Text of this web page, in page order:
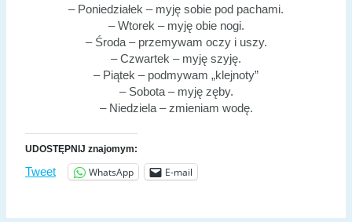
– Poniedziałek – myję sobie pod pachami.
– Wtorek – myję obie nogi.
– Środa – przemywam oczy i uszy.
– Czwartek – myję szyję.
– Piątek – podmywam „klejnoty”
– Sobota – myję zęby.
– Niedziela – zmieniam wodę.
UDOSTĘPNIJ znajomym:
Tweet WhatsApp E-mail